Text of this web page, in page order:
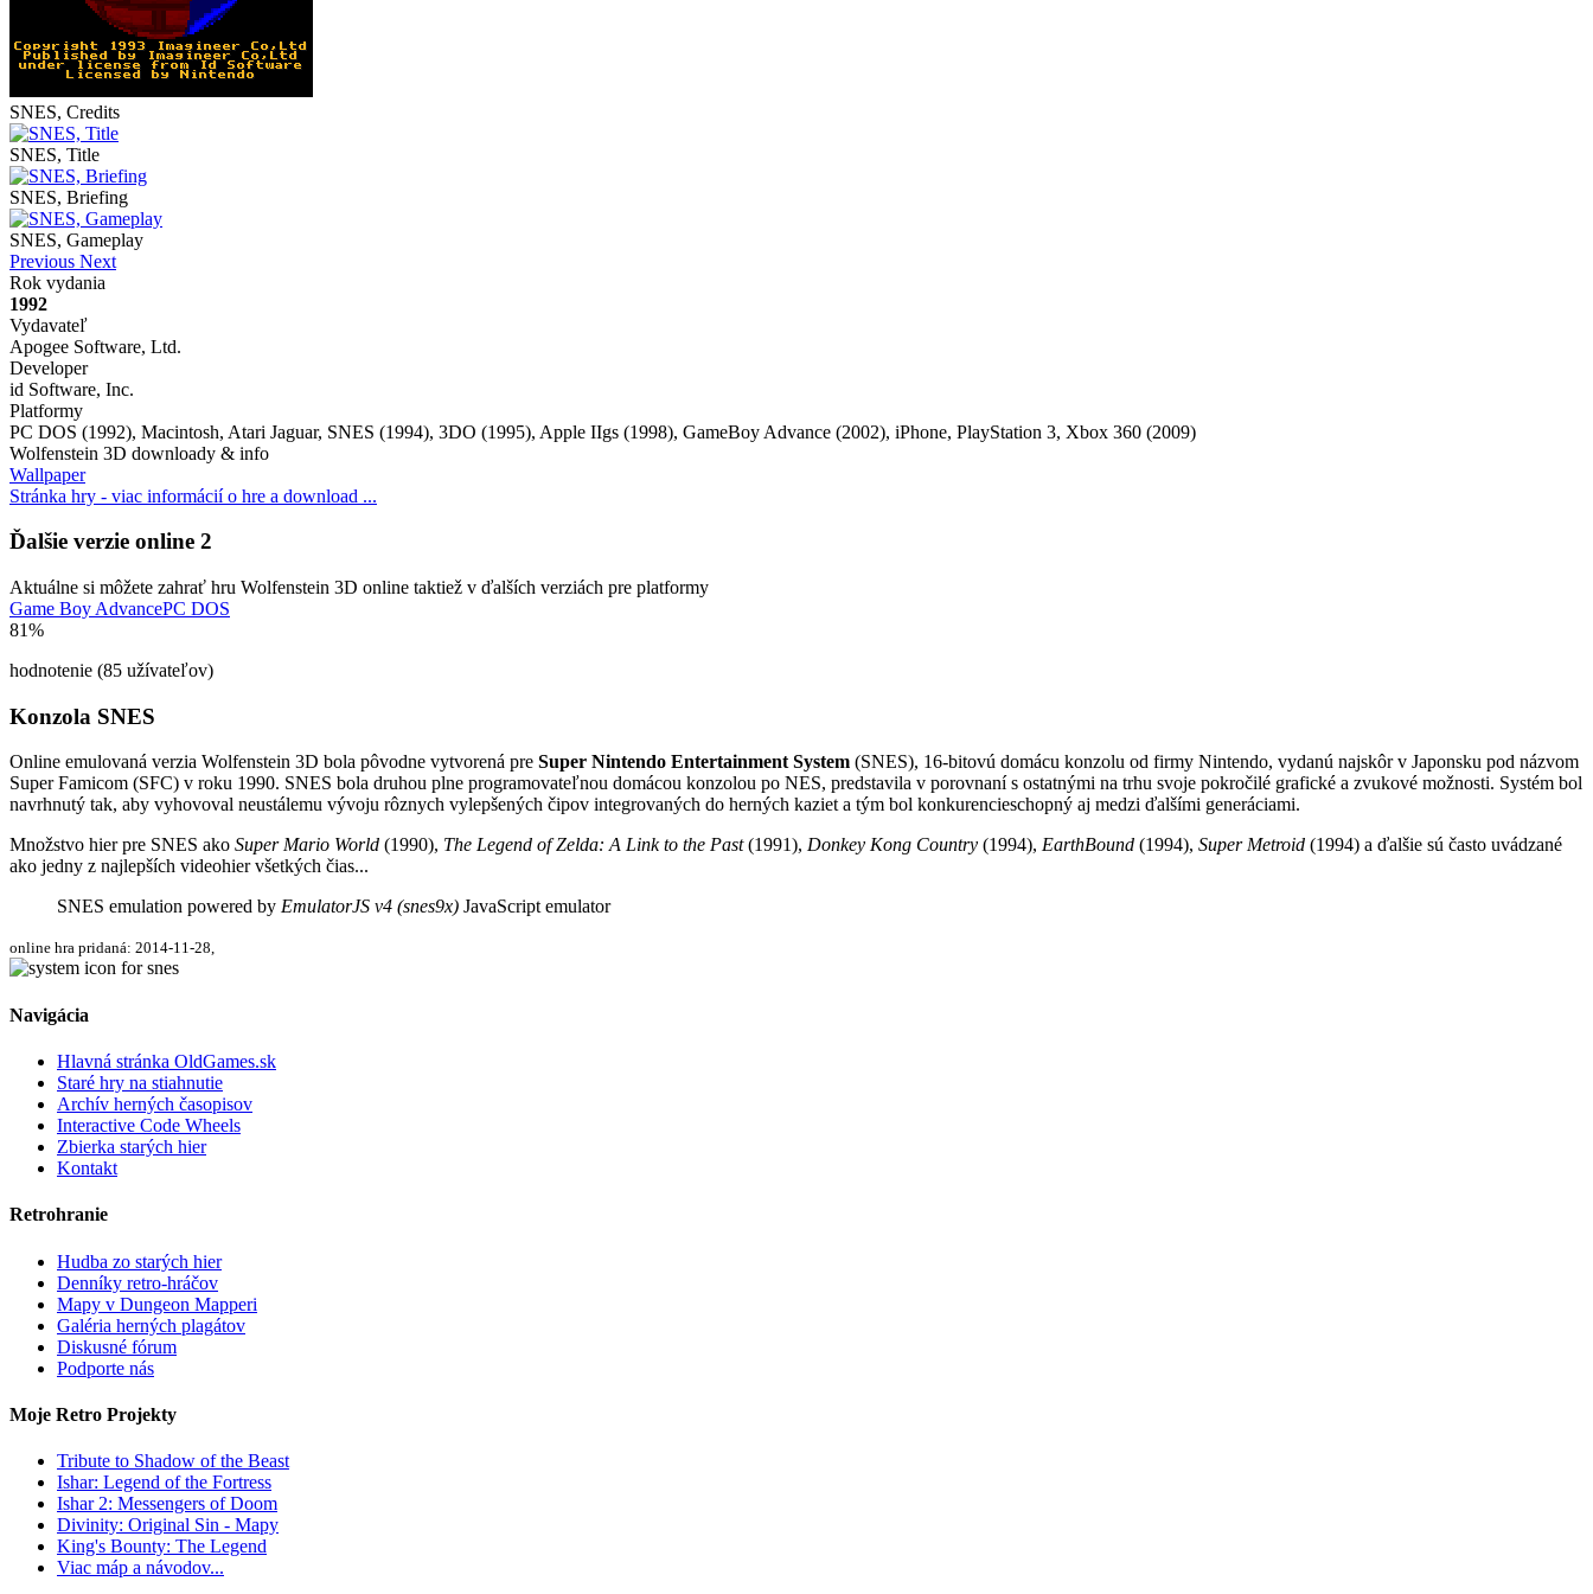
SNES, Credits
SNES, Title
SNES, Briefing
SNES, Gameplay
Previous Next
Rok vydania
1992
Vydavateľ
Apogee Software, Ltd.
Developer
id Software, Inc.
Platformy
PC DOS (1992), Macintosh, Atari Jaguar, SNES (1994), 3DO (1995), Apple IIgs (1998), GameBoy Advance (2002), iPhone, PlayStation 3, Xbox 360 (2009)
Wolfenstein 3D downloady & info
Wallpaper
Stránka hry - viac informácií o hre a download ...
Ďalšie verzie online 2
Aktuálne si môžete zahrať hru Wolfenstein 3D online taktiež v ďalších verziách pre platformy
Game Boy AdvancePC DOS
81%
hodnotenie (85 užívateľov)
Konzola SNES
Online emulovaná verzia Wolfenstein 3D bola pôvodne vytvorená pre Super Nintendo Entertainment System (SNES), 16-bitovú domácu konzolu od firmy Nintendo, vydanú najskôr v Japonsku pod názvom
Super Famicom (SFC) v roku 1990. SNES bola druhou plne programovateľnou domácou konzolou po NES, predstavila v porovnaní s ostatnými na trhu svoje pokročilé grafické a zvukové možnosti. Systém bol
navrhnutý tak, aby vyhovoval neustálemu vývoju rôznych vylepšených čipov integrovaných do herných kaziet a tým bol konkurencieschopný aj medzi ďalšími generáciami.
Množstvo hier pre SNES ako Super Mario World (1990), The Legend of Zelda: A Link to the Past(1991), Donkey Kong Country (1994), EarthBound (1994), Super Metroid (1994) a ďalšie sú často uvádzané
ako jedny z najlepších videohier všetkých čias...
SNES emulation powered by EmulatorJS v4 (snes9x) JavaScript emulator
online hra pridaná: 2014-11-28,
Navigácia
Hlavná stránka OldGames.sk
Staré hry na stiahnutie
Archív herných časopisov
Interactive Code Wheels
Zbierka starých hier
Kontakt
Retrohranie
Hudba zo starých hier
Denníky retro-hráčov
Mapy v Dungeon Mapperi
Galéria herných plagátov
Diskusné fórum
Podporte nás
Moje Retro Projekty
Tribute to Shadow of the Beast
Ishar: Legend of the Fortress
Ishar 2: Messengers of Doom
Divinity: Original Sin - Mapy
King's Bounty: The Legend
Viac máp a návodov...